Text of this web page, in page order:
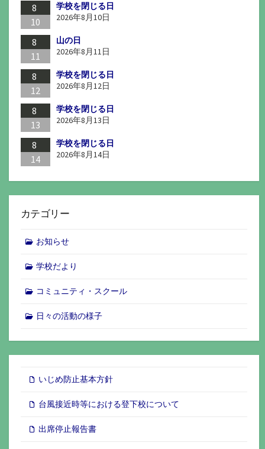
8
10
学校を閉じる日
2026年8月10日
8
11
山の日
2026年8月11日
8
12
学校を閉じる日
2026年8月12日
8
13
学校を閉じる日
2026年8月13日
8
14
学校を閉じる日
2026年8月14日
カテゴリー
お知らせ
学校だより
コミュニティ・スクール
日々の活動の様子
いじめ防止基本方針
台風接近時等における登下校について
出席停止報告書